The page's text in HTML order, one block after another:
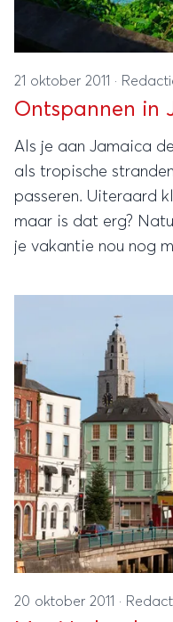
21 oktober 2011 ·
Ontspannen in
Als je aan Jamaica
als tropische
passeren. Uiteraard
maar is dat erg?
je vakantie nou nog
misschien? Nou, ook
20 oktober 2011 ·